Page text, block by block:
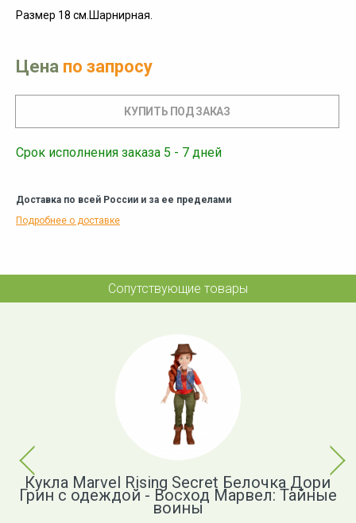
Размер 18 см.Шарнирная.
Цена по запросу
Срок исполнения заказа 5 - 7 дней
Доставка по всей России и за ее пределами
Подробнее о доставке
Сопутствующие товары
Previous
Кукла Marvel Rising Secret Белочка Дори
Грин с одеждой - Восход Марвел: Тайные
воины
Next